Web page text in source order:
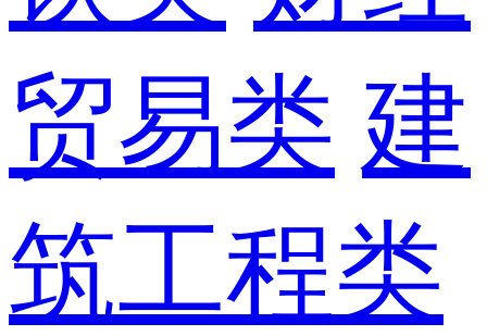
贸易类 建
筑工程类